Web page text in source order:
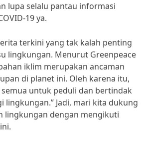
lupa selalu pantau informasi
19 ya.
terkini yang tak kalah penting
lingkungan. Menurut Greenpeace
iklim merupakan ancaman
di planet ini. Oleh karena itu,
untuk peduli dan bertindak
lingkungan.” Jadi, mari kita dukung
lingkungan dengan mengikuti